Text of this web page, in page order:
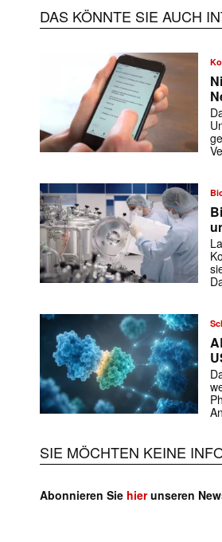
DAS KÖNNTE SIE AUCH
SIE MÖCHTEN KEINE
Abonnieren Sie hierunseren